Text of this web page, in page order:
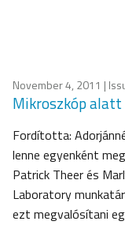
November 4, 2011 |
Mikroszkóp alatt
Fordította:
lenne egyenként
Patrick Theer és
Laboratory
ezt megvalósítani